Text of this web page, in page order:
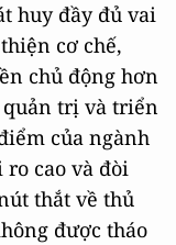
huy đầy đủ vai
cơ chế,
chủ động hơn
quản trị và triển
của ngành
cao và đòi
thắt về thủ
được tháo